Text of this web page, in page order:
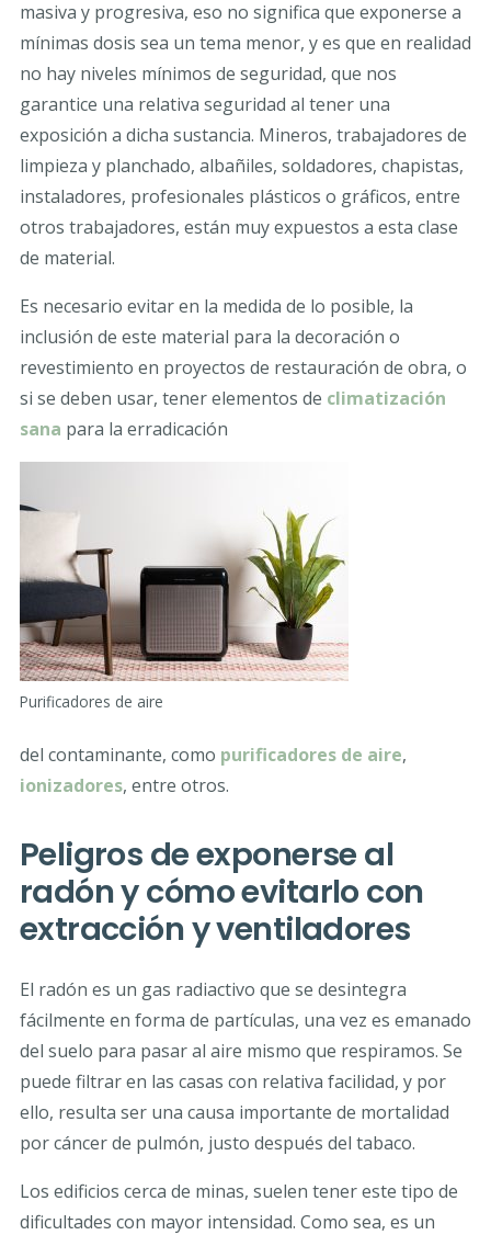
masiva y progresiva, eso no significa que exponerse a
mínimas dosis sea un tema menor, y es que en realidad
no hay niveles mínimos de seguridad, que nos
garantice una relativa seguridad al tener una
exposición a dicha sustancia. Mineros, trabajadores de
limpieza y planchado, albañiles, soldadores, chapistas,
instaladores, profesionales plásticos o gráficos, entre
otros trabajadores, están muy expuestos a esta clase
de material.
Es necesario evitar en la medida de lo posible, la
inclusión de este material para la decoración o
revestimiento en proyectos de restauración de obra, o
si se deben usar, tener elementos de climatización
sana para la erradicación
Purificadores de aire
del contaminante, como purificadores de aire,
ionizadores, entre otros.
Peligros de exponerse al
radón y cómo evitarlo con
extracción y ventiladores
El radón es un gas radiactivo que se desintegra
fácilmente en forma de partículas, una vez es emanado
del suelo para pasar al aire mismo que respiramos. Se
puede filtrar en las casas con relativa facilidad, y por
ello, resulta ser una causa importante de mortalidad
por cáncer de pulmón, justo después del tabaco.
Los edificios cerca de minas, suelen tener este tipo de
dificultades con mayor intensidad. Como sea, es un